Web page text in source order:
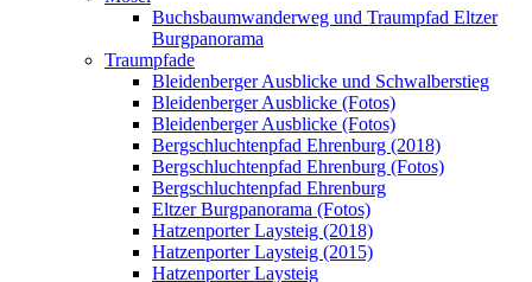
Buchsbaumwanderweg und Traumpfad Eltzer
Burgpanorama
Traumpfade
Bleidenberger Ausblicke und Schwalberstieg
Bleidenberger Ausblicke (Fotos)
Bleidenberger Ausblicke (Fotos)
Bergschluchtenpfad Ehrenburg (2018)
Bergschluchtenpfad Ehrenburg (Fotos)
Bergschluchtenpfad Ehrenburg
Eltzer Burgpanorama (Fotos)
Hatzenporter Laysteig (2018)
Hatzenporter Laysteig (2015)
Hatzenporter Laysteig